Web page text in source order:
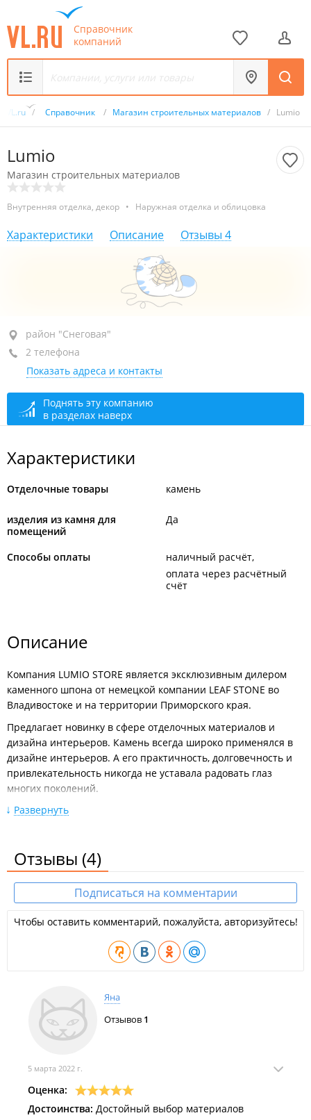
Справочник
компаний
VL.ru / Справочник / Магазин строительных материалов / Lumio
Lumio
Магазин строительных материалов
Внутренняя отделка, декор • Наружная отделка и облицовка
Характеристики Описание Отзывы 4
район "Снеговая", ул. Снеговая, 109 кор. 2
+7 914 678-53-70
+7 914 706-53-27
По предварительному звонку
через 44 мин.
район "Снеговая"
2 телефона
Показать адреса и контакты
Поднять эту компанию
в разделах наверх
Характеристики
Отделочные товары камень
изделия из камня для
помещений
Да
Способы оплаты
наличный расчёт
оплата через расчётный
счёт
Описание
Компания LUMIO STORE является эксклюзивным дилером
каменного шпона от немецкой компании LEAF STONE во
Владивостоке и на территории Приморского края.
Предлагает новинку в сфере отделочных материалов и
дизайна интерьеров. Камень всегда широко применялся в
дизайне интерьеров. А его практичность, долговечность и
привлекательность никогда не уставала радовать глаз
многих поколений.
Это уникальный в своем роде натуральный каменный шпон.
Фасады зданий;
Стены;
Потолки;
Ванные комнаты;
Камины;
Колонны;
Кухонные фасады и т. д.
100% натуральный камень;
Рисунок каждого листа уникален;
Вес плиты 1.5 кг;
Гибкость камня;
Простота выкладки;
Прочность на 70% выше керамогранита.
Характеристики
Развернуть
Отзывы (4)
Подписаться на комментарии
Чтобы оставить комментарий, пожалуйста, авторизуйтесь!
Яна
Отзывов 1
5 марта 2022 г.
Оценка:
Достоинства: Достойный выбор материалов